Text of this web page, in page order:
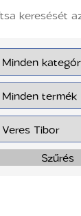
keresését
Szűrés